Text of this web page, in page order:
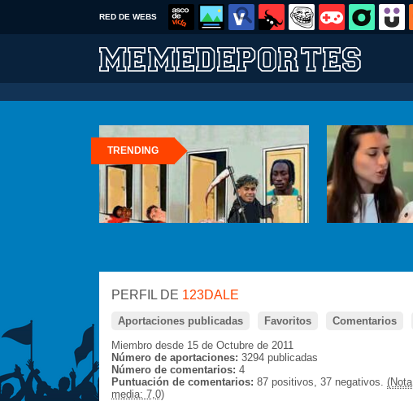
RED DE WEBS
TRENDING
PERFIL DE 123DALE
Aportaciones publicadas Favoritos Comentarios
Miembro desde 15 de Octubre de 2011
Número de aportaciones: 3294 publicadas
Número de comentarios: 4
Puntuación de comentarios: 87 positivos, 37 negativos. (Nota
media: 7,0)